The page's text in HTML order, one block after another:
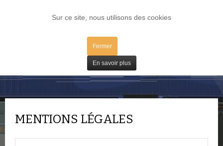
Sur ce site, nous utilisons des cookies
Fermer
En savoir plus
LOG IN
Mentions légales
MENTIONS LÉGALES